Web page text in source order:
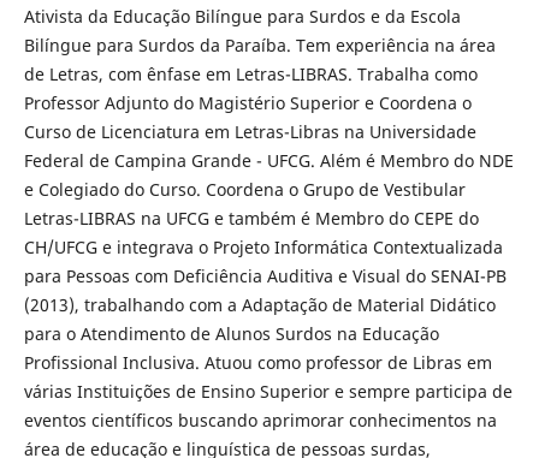
Ativista da Educação Bilíngue para Surdos e da Escola
Bilíngue para Surdos da Paraíba. Tem experiência na área
de Letras, com ênfase em Letras-LIBRAS. Trabalha como
Professor Adjunto do Magistério Superior e Coordena o
Curso de Licenciatura em Letras-Libras na Universidade
Federal de Campina Grande - UFCG. Além é Membro do NDE
e Colegiado do Curso. Coordena o Grupo de Vestibular
Letras-LIBRAS na UFCG e também é Membro do CEPE do
CH/UFCG e integrava o Projeto Informática Contextualizada
para Pessoas com Deficiência Auditiva e Visual do SENAI-PB
(2013), trabalhando com a Adaptação de Material Didático
para o Atendimento de Alunos Surdos na Educação
Profissional Inclusiva. Atuou como professor de Libras em
várias Instituições de Ensino Superior e sempre participa de
eventos científicos buscando aprimorar conhecimentos na
área de educação e linguística de pessoas surdas,